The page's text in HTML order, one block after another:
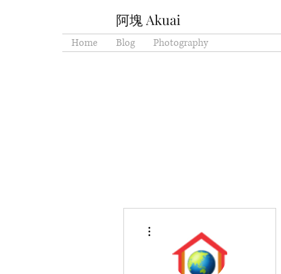
Home Blog Photography
阿塊 Akuai